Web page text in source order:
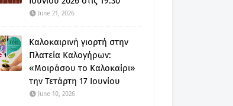
June 21, 2026
Καλοκαιρινή γιορτή στην
Πλατεία Καλογήρων:
«Μοιράσου το Καλοκαίρι»
την Τετάρτη 17 Ιουνίου
June 10, 2026